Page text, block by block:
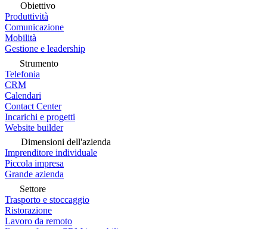
Obiettivo
Produttività
Comunicazione
Mobilità
Gestione e leadership
Strumento
Telefonia
CRM
Calendari
Contact Center
Incarichi e progetti
Website builder
Dimensioni dell'azienda
Imprenditore individuale
Piccola impresa
Grande azienda
Settore
Trasporto e stoccaggio
Ristorazione
Lavoro da remoto